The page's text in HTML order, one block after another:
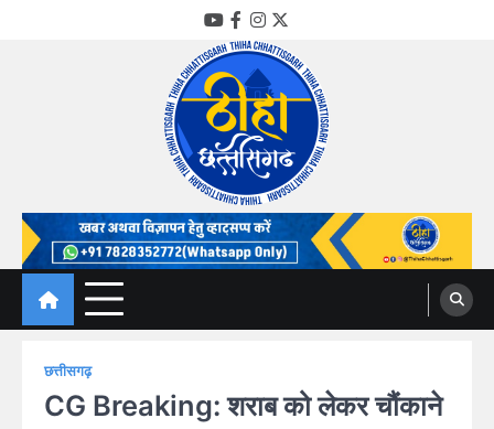
YouTube
Facebook
Instagram
Twitter
Thiha Chhattisgarh
गोठ जन-जन के
छत्तीसगढ़
CG Breaking: शराब को लेकर चौंकाने